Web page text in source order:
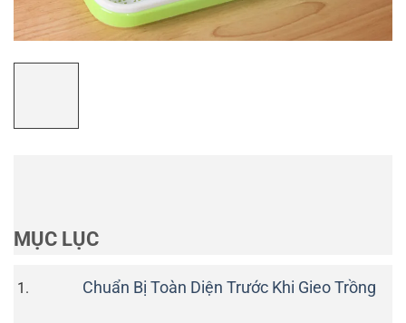
MỤC LỤC
Chuẩn Bị Toàn Diện Trước Khi Gieo Trồng